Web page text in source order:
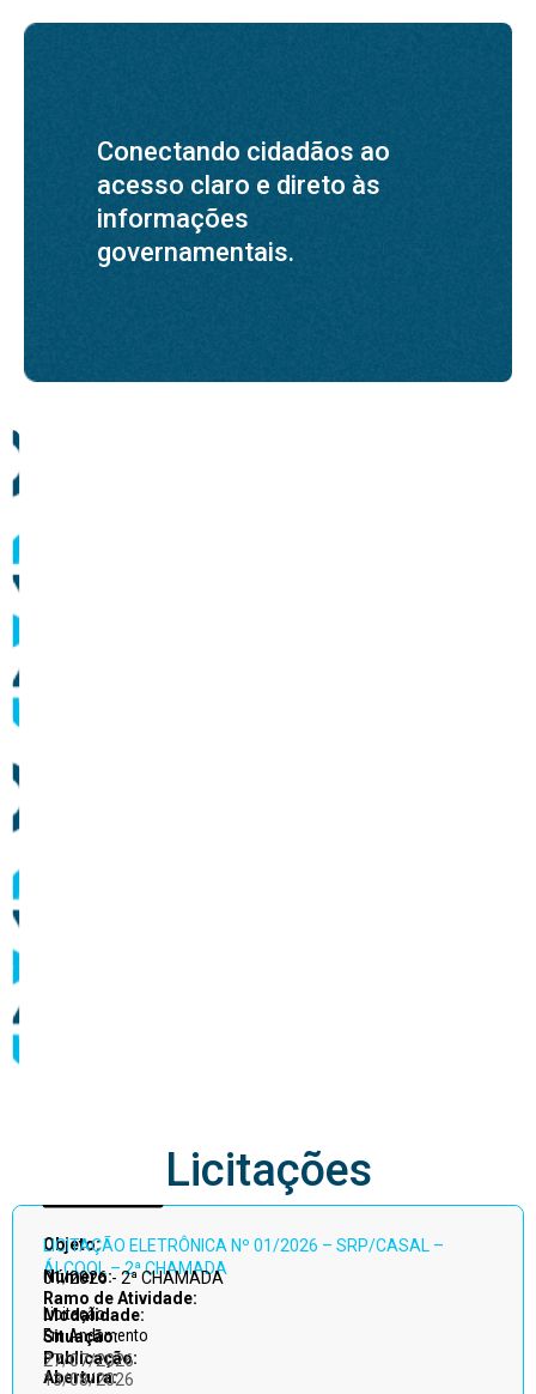
Conectando cidadãos ao
acesso claro e direto às
informações
governamentais.
Acessar
todos
Licitações
Objeto:
LICITAÇÃO ELETRÔNICA Nº 01/2026 – SRP/CASAL –
ÁLCOOL – 2ª CHAMADA
Número:
01/2026 - 2ª CHAMADA
Ramo de Atividade:
Modalidade:
Licitação
Situação:
Em Andamento
Publicação:
27/07/2026
Abertura:
13/08/2026